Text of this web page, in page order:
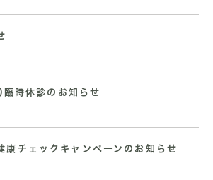
時休診のお知らせ
康チェックキャンペーンのお知らせ